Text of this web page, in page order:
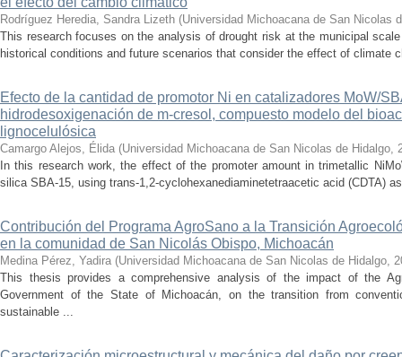
Rodríguez Heredia, Sandra Lizeth (Universidad Michoacana de San Nicolas
This research focuses on the analysis of drought risk at the municipal
historical conditions and future scenarios that consider the effect of climate
Efecto de la cantidad de promotor Ni en catalizadores MoW/
hidrodesoxigenación de m-cresol, compuesto modelo del
lignocelulósica
Camargo Alejos, Élida (Universidad Michoacana de San Nicolas de Hidalgo,
In this research work, the effect of the promoter amount in trimetallic
silica SBA-15, using trans-1,2-cyclohexanediaminetetraacetic acid (CDTA)
Contribución del Programa AgroSano a la Transición
en la comunidad de San Nicolás Obispo, Michoacán
Medina Pérez, Yadira (Universidad Michoacana de San Nicolas de Hidalgo,
This thesis provides a comprehensive analysis of the impact of the
Government of the State of Michoacán, on the transition from
sustainable ...